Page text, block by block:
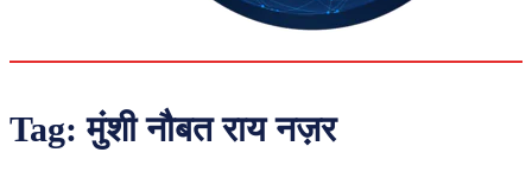
Tag:मुंशी नौबत राय नज़र